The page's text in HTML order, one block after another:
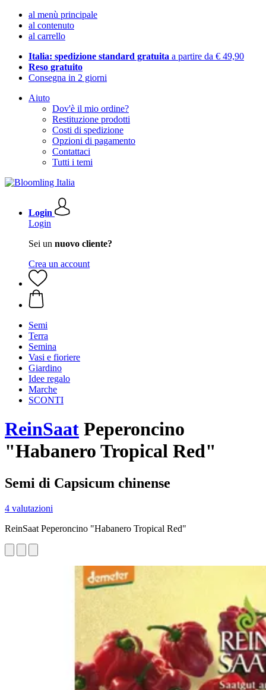
al menù principale
al contenuto
al carrello
Italia: spedizione standard gratuita a partire da € 49,90
Reso gratuito
Consegna in 2 giorni
Aiuto
Dov'è il mio ordine?
Restituzione prodotti
Costi di spedizione
Opzioni di pagamento
Contattaci
Tutti i temi
Login
Login
Sei un nuovo cliente?
Crea un account
Semi
Terra
Semina
Vasi e fioriere
Giardino
Idee regalo
Marche
SCONTI
ReinSaat Peperoncino
"Habanero Tropical Red"
Semi di Capsicum chinense
4 valutazioni
ReinSaat Peperoncino "Habanero Tropical Red"